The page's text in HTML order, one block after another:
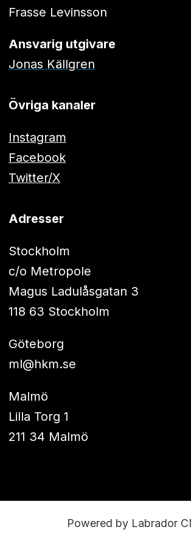
Frasse Levinsson
Ansvarig utgivare
Jonas Källgren
Övriga kanaler
Instagram
Facebook
Twitter/X
Adresser
Stockholm
c/o Metropole
Magus Ladulåsgatan 3
118 63 Stockholm
Göteborg
ml@hkm.se
Malmö
Lilla Torg 1
211 34 Malmö
Powered by Labrador